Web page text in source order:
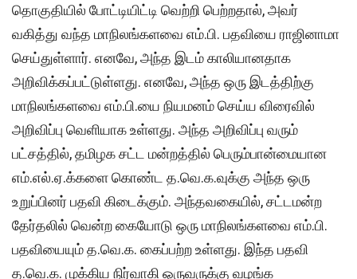
தொகுதியில் போட்டியிட்டி வெற்றி பெற்றதால், அவர்
வகித்து வந்த மாநிலங்களவை எம்.பி. பதவியை ராஜினாமா
செய்துள்ளார். எனவே, அந்த இடம் காலியானதாக
அறிவிக்கப்பட்டுள்ளது. எனவே, அந்த ஒரு இடத்திற்கு
மாநிலங்களவை எம்.பி.யை நியமனம் செய்ய விரைவில்
அறிவிப்பு வெளியாக உள்ளது. அந்த அறிவிப்பு வரும்
பட்சத்தில், தமிழக சட்ட மன்றத்தில் பெரும்பான்மையான
எம்.எல்.ஏ.க்களை கொண்ட த.வெ.க.வுக்கு அந்த ஒரு
உறுப்பினர் பதவி கிடைக்கும். அந்தவகையில், சட்டமன்ற
தேர்தலில் வென்ற கையோடு ஒரு மாநிலங்களவை எம்.பி.
பதவியையும் த.வெ.க. கைப்பற்ற உள்ளது. இந்த பதவி
த.வெ.க. முக்கிய நிர்வாகி ஒருவருக்கு வழங்க